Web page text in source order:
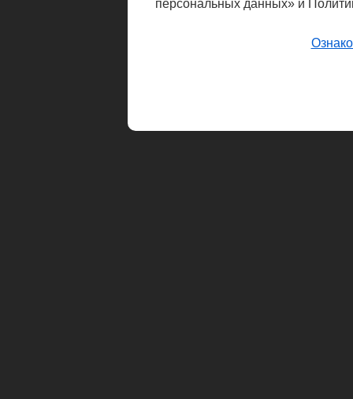
персональных данных» и